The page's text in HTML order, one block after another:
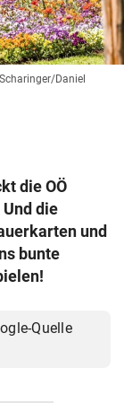
Daniel
die OÖ
die
und
bunte
Quelle